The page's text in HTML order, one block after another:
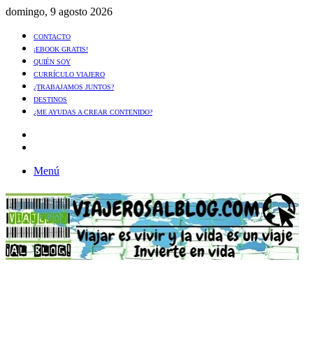
domingo, 9 agosto 2026
CONTACTO
¡EBOOK GRATIS!
QUIÉN SOY
CURRÍCULO VIAJERO
¿TRABAJAMOS JUNTOS?
DESTINOS
¿ME AYUDAS A CREAR CONTENIDO?
Menú